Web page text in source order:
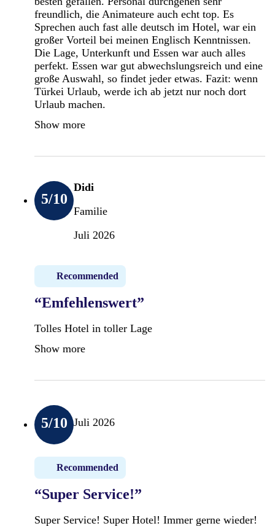
freundlich, die Animateure auch echt top. Es
Sprechen auch fast alle deutsch im Hotel, war ein
großer Vorteil bei meinen Englisch Kenntnissen.
Die Lage, Unterkunft und Essen war auch alles
perfekt. Essen war gut abwechslungsreich und eine
große Auswahl, so findet jeder etwas. Fazit: wenn
Türkei Urlaub, werde ich ab jetzt nur noch dort
Urlaub machen.
Show more
5/10
Didi
Familie
Juli 2026
Recommended
“Emfehlenswert”
Tolles Hotel in toller Lage
Show more
5/10 Juli 2026
Recommended
“Super Service!”
Super Service! Super Hotel! Immer gerne wieder!